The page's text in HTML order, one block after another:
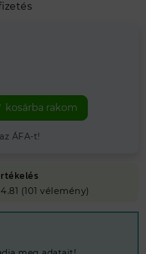
kosárba rakom
ÁFA-t!
4.81 (101 vélemény)